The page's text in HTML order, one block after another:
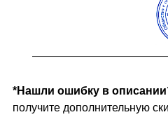
*Нашли ошибку в
получите дополнительную